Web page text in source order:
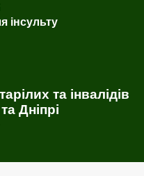
інсульту
та інвалідів
Дніпрі